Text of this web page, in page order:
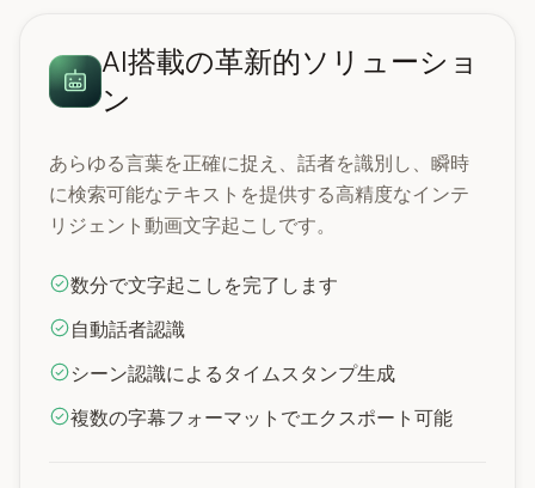
AI搭載の革新的ソリューショ
ン
あらゆる言葉を正確に捉え、話者を識別し、瞬時
に検索可能なテキストを提供する高精度なインテ
リジェント動画文字起こしです。
数分で文字起こしを完了します
自動話者認識
シーン認識によるタイムスタンプ生成
複数の字幕フォーマットでエクスポート可能